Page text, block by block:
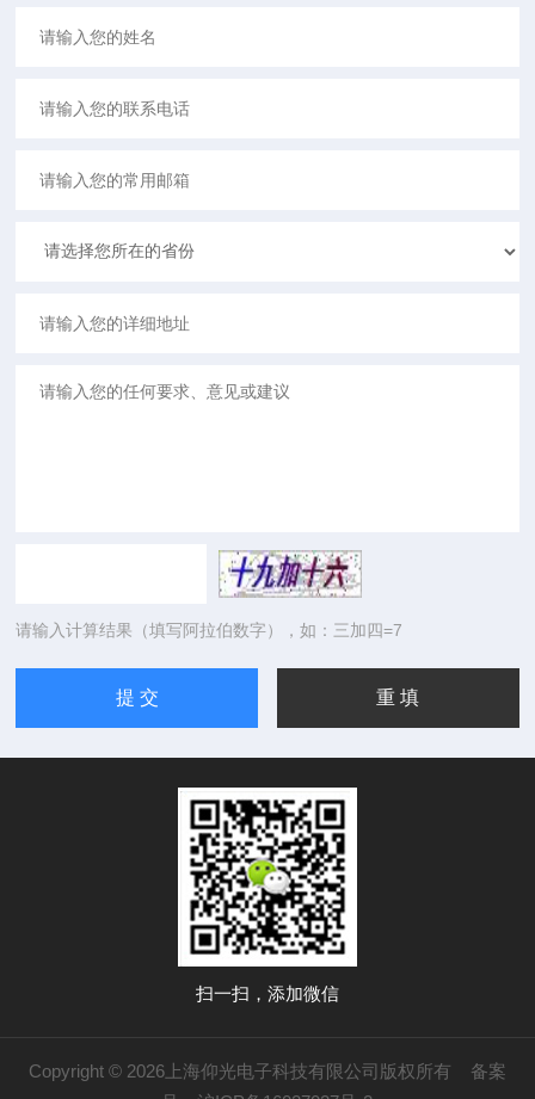
请输入计算结果（填写阿拉伯数字），如：三加四=7
扫一扫，添加微信
Copyright © 2026上海仰光电子科技有限公司版权所有 备案